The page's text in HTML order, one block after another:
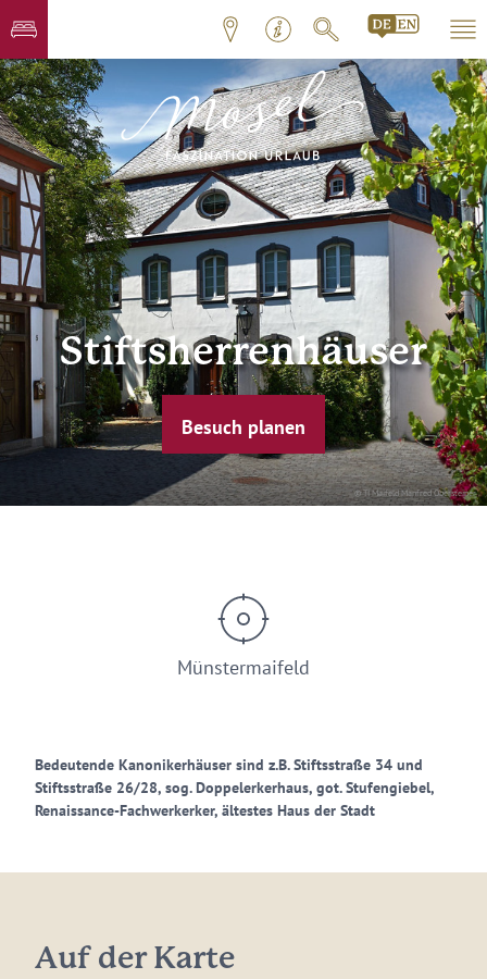
© TI Maifeld Manfred Obersteiner
Stiftsherrenhäuser
Besuch planen
Münstermaifeld
Bedeutende Kanonikerhäuser sind z.B. Stiftsstraße 34 und
Stiftsstraße 26/28, sog. Doppelerkerhaus, got. Stufengiebel,
Renaissance-Fachwerkerker, ältestes Haus der Stadt
Auf der Karte